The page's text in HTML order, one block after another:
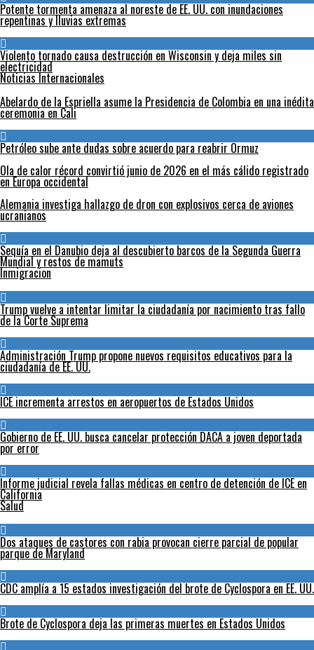
Potente tormenta amenaza al noreste de EE. UU. con inundaciones
repentinas y lluvias extremas
Violento tornado causa destrucción en Wisconsin y deja miles sin
electricidad
Noticias Internacionales
Abelardo de la Espriella asume la Presidencia de Colombia en una inédita
ceremonia en Cali
Petróleo sube ante dudas sobre acuerdo para reabrir Ormuz
Ola de calor récord convirtió junio de 2026 en el más cálido registrado
en Europa occidental
Alemania investiga hallazgo de dron con explosivos cerca de aviones
ucranianos
Sequía en el Danubio deja al descubierto barcos de la Segunda Guerra
Mundial y restos de mamuts
Inmigracion
Trump vuelve a intentar limitar la ciudadanía por nacimiento tras fallo
de la Corte Suprema
Administración Trump propone nuevos requisitos educativos para la
ciudadanía de EE. UU.
ICE incrementa arrestos en aeropuertos de Estados Unidos
Gobierno de EE. UU. busca cancelar protección DACA a joven deportada
por error
Informe judicial revela fallas médicas en centro de detención de ICE en
California
Salud
Dos ataques de castores con rabia provocan cierre parcial de popular
parque de Maryland
CDC amplía a 15 estados investigación del brote de Cyclospora en EE. UU.
Brote de Cyclospora deja las primeras muertes en Estados Unidos